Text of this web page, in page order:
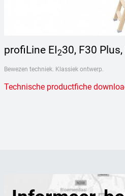
profiLine EI230, F30 Plus,
Bewezen techniek. Klassiek ontwerp.
Technische productfiche